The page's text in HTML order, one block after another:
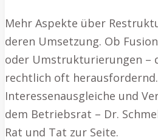
Mehr Aspekte über
deren Umsetzung. Ob
oder Umstrukturierungen –
rechtlich oft
Interessenausgleiche und
dem Betriebsrat – Dr.
Rat und Tat zur Seite.